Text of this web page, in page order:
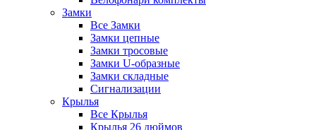
Замки
Все Замки
Замки цепные
Замки тросовые
Замки U-образные
Замки складные
Сигнализации
Крылья
Все Крылья
Крылья 26 дюймов